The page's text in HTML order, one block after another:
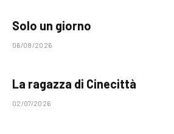
Solo un giorno
06/08/2026
La ragazza di Cinecittà
02/07/2026